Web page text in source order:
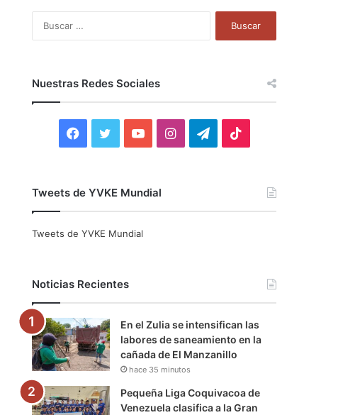
Nuestras Redes Sociales
F
c
o
k
i
r
Y
u
e
I
r
a
m
T
a
m
Tweets de YVKE Mundial
Tweets de YVKE Mundial
Noticias Recientes
En el Zulia se intensifican las
labores de saneamiento en la
cañada de El Manzanillo
hace 35 minutos
Pequeña Liga Coquivacoa de
Venezuela clasifica a la Gran